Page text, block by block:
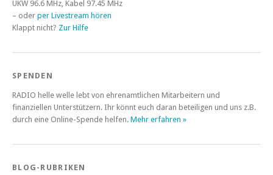
UKW 96.6 MHz, Kabel 97.45 MHz
– oder per Livestream hören
Klappt nicht? Zur Hilfe
SPENDEN
RADIO helle welle lebt von ehrenamtlichen Mitarbeitern und
finanziellen Unterstützern. Ihr könnt euch daran beteiligen und uns z.B.
durch eine Online-Spende helfen. Mehr erfahren »
BLOG-RUBRIKEN